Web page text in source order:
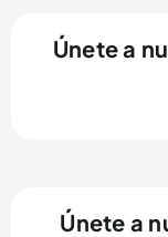
Únete a
Únete a